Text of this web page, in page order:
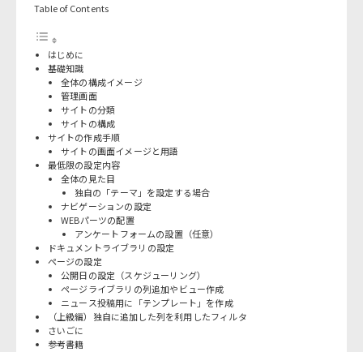
Table of Contents
はじめに
基礎知識
全体の構成イメージ
管理画面
サイトの分類
サイトの構成
サイトの作成手順
サイトの画面イメージと用語
最低限の設定内容
全体の見た目
独自の「テーマ」を設定する場合
ナビゲーションの設定
WEBパーツの配置
アンケートフォームの設置（任意）
ドキュメントライブラリの設定
ページの設定
公開日の設定（スケジューリング）
ページライブラリの列追加やビュー作成
ニュース投稿用に「テンプレート」を作成
（上級編）独自に追加した列を利用したフィルタ
さいごに
参考書籍